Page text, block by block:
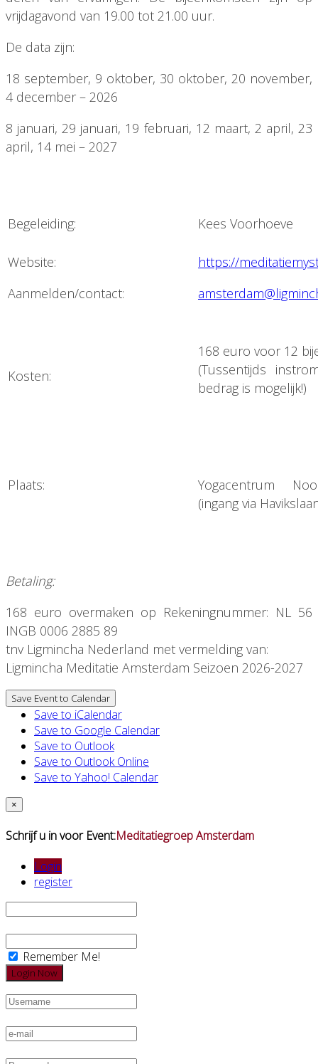
vrijdagavond van 19.00 tot 21.00 uur.
De data zijn:
18 september, 9 oktober, 30 oktober, 20 november,
4 december – 2026
8 januari, 29 januari, 19 februari, 12 maart, 2 april, 23
april, 14 mei – 2027
Begeleiding: Kees Voorhoeve
Website:
https://
Aanmelden/contact:
Kosten:
168 euro voor 12
(Tussentijds
bedrag is mogelijk!)
Plaats:
Yogacentrum
(ingang via
Betaling:
168 euro overmaken op Rekeningnummer: NL 56
INGB 0006 2885 89
tnv Ligmincha Nederland met vermelding van:
Ligmincha Meditatie Amsterdam Seizoen 2026-2027
Save Event to Calendar
Save to iCalendar
Save to Google Calendar
Save to Outlook
Save to Outlook Online
Save to Yahoo! Calendar
×
Schrijf u in voor Event:Meditatiegroep Amsterdam
Login
register
Remember Me!